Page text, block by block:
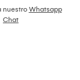
nuestro Whatsapp
Chat